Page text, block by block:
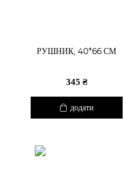
РУШНИК, 40*66 СМ
345 ₴
додати